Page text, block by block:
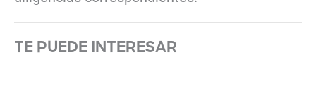
TE PUEDE INTERESAR